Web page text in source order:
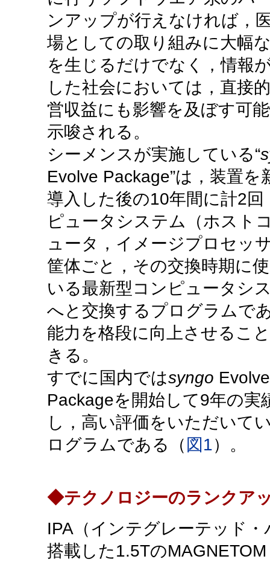
ンアップが行えなければ，
場としての取り組みに大幅
を生じるだけでなく，情報
した社会においては，直接
営収益にも影響を及ぼす可
示唆される。
シーメンスが実施している“
Evolve Package”は，装置を
導入した後の10年間に計2回
ピュータシステム（ホスト
ュータ，イメージプロセッ
筐体ごと，その交換時期に
いる最新型コンピュータシ
へと交換するプログラムで
能力を格段に向上させるこ
きる。
すでに国内ではsyngo Evolve
Packageを開始して9年の実
し，高い評価をいただいて
ログラムである（ 図1）。
◆テクノロジーのランクア
IPA（インテグレーテッド
搭載した1.5Tの